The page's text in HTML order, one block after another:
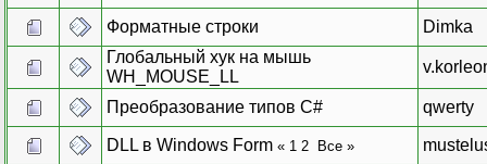
Форматные строки
Dimka
Глобальный хук на мышь
WH_MOUSE_LL
Преобразование типов C# qwerty
DLL в Windows Form « 1 2 Все »